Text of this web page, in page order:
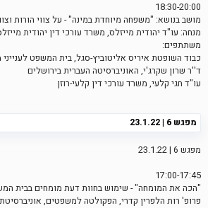
18:30-20:00
מושב בנושא: "משפחה מיוחדת במינה" - על צווי הורות
מנחה: עו"ד יהודית מייזלס, משרד עורכי דין יהודית
משתתפים:
כבוד השופטת איריס אליטוביץ-סגל, בית המשפט
ד''ר שרון שקרג'י, האוניברסיטה העברית בירושלים
עו"ד חגי קלעי, משרד עורכי דין קלעי-רוזן
מפגש 6 | 23.1.22
מפגש 6 | 23.1.22
17:00-17:45
"הכה את המומחה" - שימוש בחוות דעת מומחים בבית
פרופ' רות הלפרין קדרי, הפקולטה למשפטים,